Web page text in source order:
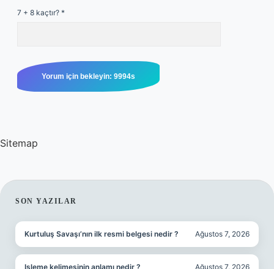
7 + 8 kaçtır? *
Sitemap
SIDEBAR
SON YAZILAR
Kurtuluş Savaşı’nın ilk resmi belgesi nedir ? Ağustos 7, 2026
Işleme kelimesinin anlamı nedir ? Ağustos 7, 2026